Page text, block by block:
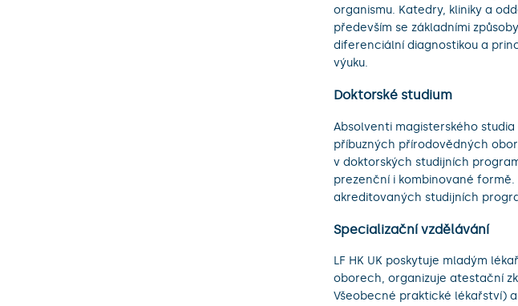
organismu. Katedry, kliniky a
především se základními
diferenciální diagnostikou a
výuku.
Doktorské studium
Absolventi magisterského
příbuzných přírodovědných
v doktorských studijních
prezenční i kombinované
akreditovaných studijních
Specializační vzdělávání
LF HK UK poskytuje mladým
oborech, organizuje atestační
Všeobecné praktické lékařství)